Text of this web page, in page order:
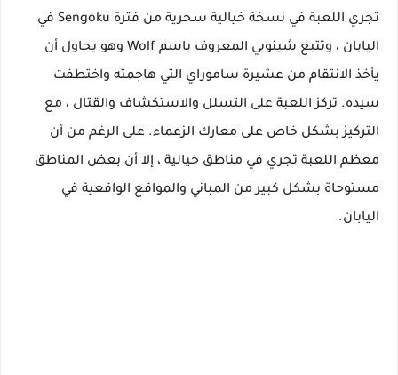
تجري اللعبة في نسخة خيالية سحرية من فترة Sengoku في
اليابان ، وتتبع شينوبي المعروف باسم Wolf وهو يحاول أن
يأخذ الانتقام من عشيرة ساموراي التي هاجمته واختطفت
سيده. تركز اللعبة على التسلل والاستكشاف والقتال ، مع
التركيز بشكل خاص على معارك الزعماء. على الرغم من أن
معظم اللعبة تجري في مناطق خيالية ، إلا أن بعض المناطق
مستوحاة بشكل كبير من المباني والمواقع الواقعية في
اليابان.